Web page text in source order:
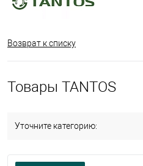
Возврат к списку
Товары TANTOS
Уточните категорию: